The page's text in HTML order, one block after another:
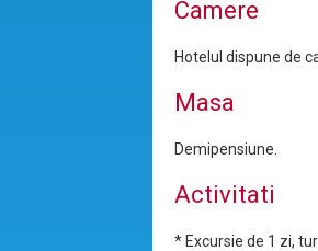
Camere
Hotelul dispune de
Masa
Demipensiune.
Activitati
* Excursie de 1 zi,